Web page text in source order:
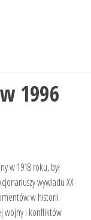
1996
w 1918 roku, był
wywiadu XX
w historii
wojny i konfliktów